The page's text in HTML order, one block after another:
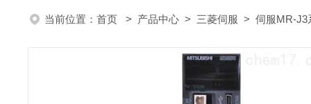
当前位置： 首页 > 产品中心 > 三菱伺服 > 伺服MR-J3